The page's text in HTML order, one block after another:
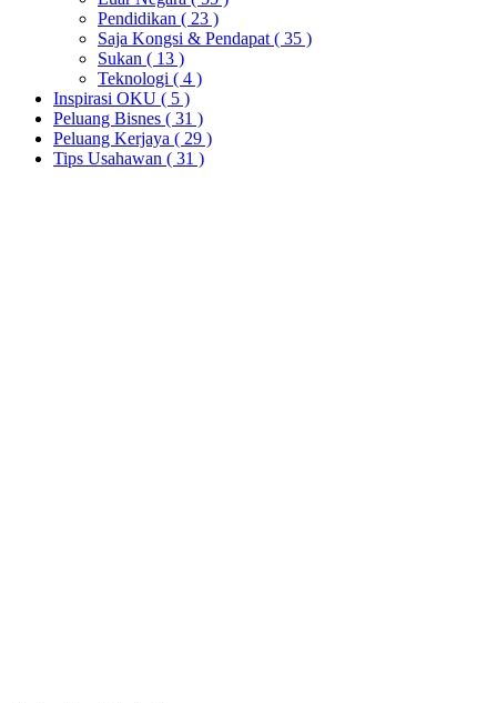
Pendidikan ( 23 )
Saja Kongsi & Pendapat ( 35 )
Sukan ( 13 )
Teknologi ( 4 )
Inspirasi OKU ( 5 )
Peluang Bisnes ( 31 )
Peluang Kerjaya ( 29 )
Tips Usahawan ( 31 )